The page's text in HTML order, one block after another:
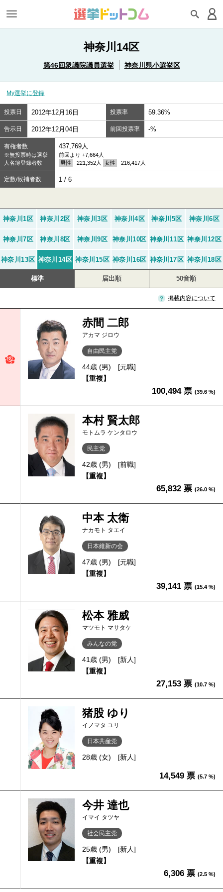
神奈川14区
第46回衆議院議員選挙 神奈川県小選挙区
My選挙に登録
投票日 2012年12月16日 投票率 59.36%
告示日 2012年12月04日 前回投票率 -%
有権者数
※無投票時は選挙
人名簿登録者数
437,769人
前回より +7,664人
男性
221,352人 女性 216,417人
定数/候補者数 1 / 6
神奈川1区 神奈川2区 神奈川3区 神奈川4区 神奈川5区 神奈川6区
神奈川7区 神奈川8区 神奈川9区 神奈川10区 神奈川11区 神奈川12区
神奈川13区 神奈川14区 神奈川15区 神奈川16区 神奈川17区 神奈川18区
標準 届出順 50音順
掲載内容について
赤間 二郎
アカマ ジロウ
自由民主党
44歳 (男)
[元職]
【重複】
100,494 票 (39.6 %)
本村 賢太郎
モトムラ ケンタロウ
民主党
42歳 (男)
[前職]
【重複】
65,832 票 (26.0 %)
中本 太衛
ナカモト タエイ
日本維新の会
47歳 (男)
[元職]
【重複】
39,141 票 (15.4 %)
松本 雅威
マツモト マサタケ
みんなの党
41歳 (男)
[新人]
【重複】
27,153 票 (10.7 %)
猪股 ゆり
イノマタ ユリ
日本共産党
28歳 (女) [新人]
14,549 票 (5.7 %)
今井 達也
イマイ タツヤ
社会民主党
25歳 (男)
[新人]
【重複】
6,306 票 (2.5 %)